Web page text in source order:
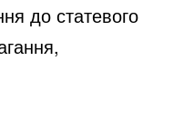
до статевого